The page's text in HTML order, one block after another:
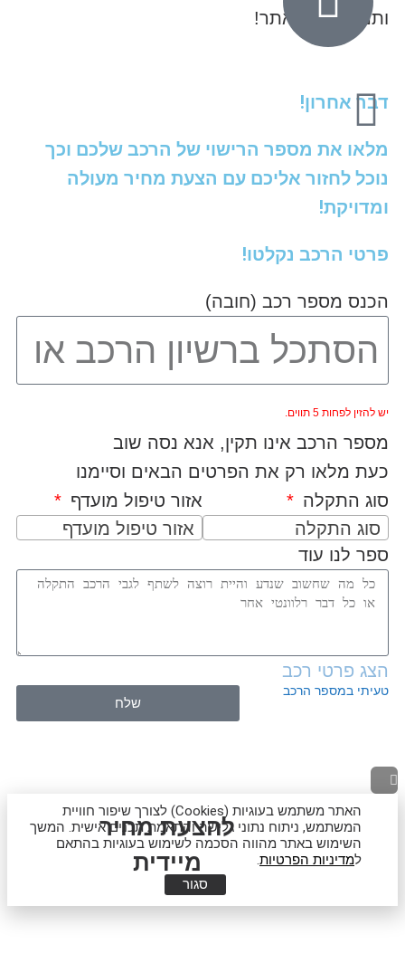
ותמונות) מהאתר!
דבר אחרון!
מלאו את מספר הרישוי של הרכב שלכם וכך
נוכל לחזור אליכם עם הצעת מחיר מעולה
ומדויקת!
פרטי הרכב נקלטו!
הכנס מספר רכב (חובה)
יש להזין לפחות 5 תווים.
מספר הרכב אינו תקין, אנא נסה שוב
כעת מלאו רק את הפרטים הבאים וסיימנו
סוג התקלה
סוג התקלה
אזור טיפול מועדף
אזור טיפול מועדף
ספר לנו עוד
הצג פרטי רכב
טעיתי במספר הרכב
שלח
להצעת מחיר
מיידית
גלילה
האתר משתמש בעוגיות (Cookies) לצורך שיפור חוויית
המשתמש, ניתוח נתוני גלישה והתאמת תכנים אישית. המשך
השימוש באתר מהווה הסכמה לשימוש בעוגיות בהתאם
מדיניות הפרטיות.
סגור